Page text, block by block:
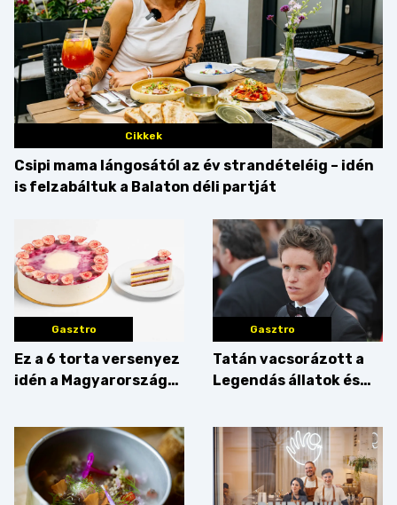
Cikkek
Csipi mama lángosától az év strandételéig – idén
is felzabáltuk a Balaton déli partját
Gasztro
Ez a 6 torta versenyez
idén a Magyarország
Gasztro
Tatán vacsorázott a
Legendás állatok és